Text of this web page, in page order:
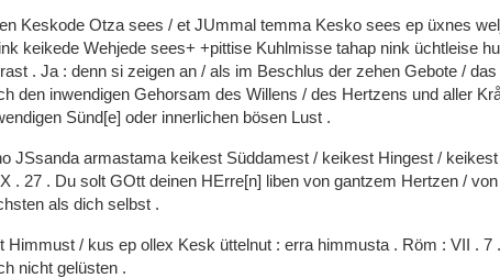
Keskode Otza sees / et JUmmal temma Kesko sees ep üxnes
keikede Wehjede sees+ +pittise Kuhlmisse tahap nink üchtleise
. Ja : denn si zeigen an / als im Beschlus der zehen Gebote / das
den inwendigen Gehorsam des Willens / des Hertzens und aller
Sünd[e] oder innerlichen bösen Lust .
JSsanda armastama keikest Süddamest / keikest Hingest / keikest
X . 27 . Du solt GOtt deinen HErre[n] liben von gantzem Hertzen / von
als dich selbst .
Himmust / kus ep ollex Kesk üttelnut : erra himmusta . Röm : VII . 7 .
nicht gelüsten .